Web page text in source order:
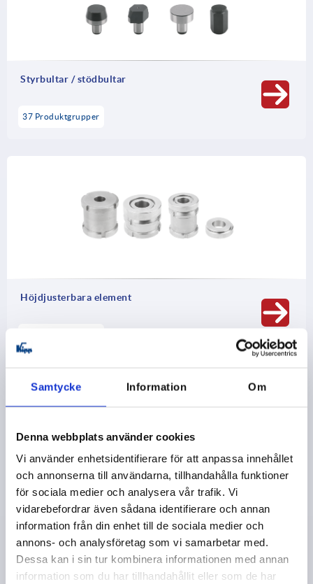
Samtycke Information Om
Denna webbplats använder cookies
Vi använder enhetsidentifierare för att anpassa innehållet
och annonserna till användarna, tillhandahålla funktioner
för sociala medier och analysera vår trafik. Vi
vidarebefordrar även sådana identifierare och annan
information från din enhet till de sociala medier och
annons- och analysföretag som vi samarbetar med.
Dessa kan i sin tur kombinera informationen med annan
information som du har tillhandahållit eller som de har
Styrbultar / stödbultar
37 Produktgrupper
Höjdjusterbara element
Positionerings- och spännsystem